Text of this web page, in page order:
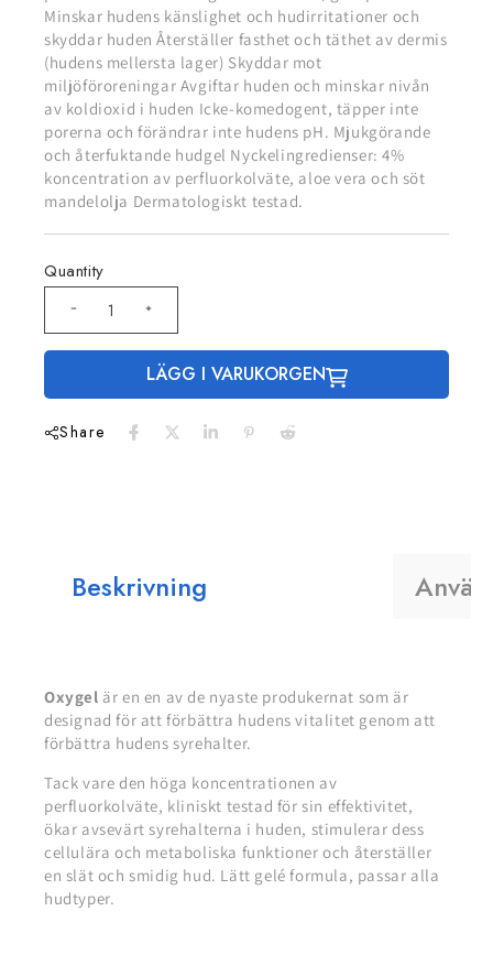
Minskar hudens känslighet och hudirritationer och
skyddar huden Återställer fasthet och täthet av dermis
(hudens mellersta lager) Skyddar mot
miljöföroreningar Avgiftar huden och minskar nivån
av koldioxid i huden Icke-komedogent, täpper inte
porerna och förändrar inte hudens pH. Mjukgörande
och återfuktande hudgel Nyckelingredienser: 4%
koncentration av perfluorkolväte, aloe vera och söt
mandelolja Dermatologiskt testad.
Quantity
LÄGG I VARUKORGEN
Share
Beskrivning
Oxygel är en en av de nyaste produkernat som är
designad för att förbättra hudens vitalitet genom att
förbättra hudens syrehalter.
Tack vare den höga koncentrationen av
perfluorkolväte, kliniskt testad för sin effektivitet,
ökar avsevärt syrehalterna i huden, stimulerar dess
cellulära och metaboliska funktioner och återställer
en slät och smidig hud. Lätt gelé formula, passar alla
hudtyper.